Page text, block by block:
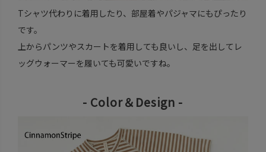
Tシャツ代わりに着用したり、部屋着やパジャマにもぴったり
です。
上からパンツやスカートを着用しても良いし、足を出してレ
ッグウォーマーを履いても可愛いですね。
- Color＆Design -